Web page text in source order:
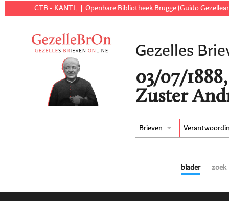
CTB - KANTL Openbare Bibliotheek Brugge (Guido
Gezelles
03/07/
Zuster
Brieven
blader zoek